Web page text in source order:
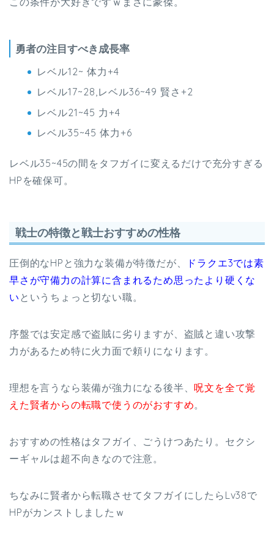
勇者の注目すべき成長率
レベル12~ 体力+4
レベル17~28,レベル36~49 賢さ+2
レベル21~45 力+4
レベル35~45 体力+6
レベル35~45の間をタフガイに変えるだけで充分すぎる
HPを確保可。
戦士の特徴と戦士おすすめの性格
圧倒的なHPと強力な装備が特徴だが、
ドラクエ3では素
早さが守備力の計算に含まれるため思ったより硬くな
い というちょっと切ない職。
序盤では安定感で盗賊に劣りますが、盗賊と違い攻撃
力があるため特に火力面で頼りになります。
理想を言うなら装備が強力になる後半、呪文を全て覚
えた賢者からの転職で使うのがおすすめ。
おすすめの性格はタフガイ、ごうけつあたり。セクシ
ーギャルは超不向きなので注意。
ちなみに賢者から転職させてタフガイにしたらLv38で
HPがカンストしましたｗ